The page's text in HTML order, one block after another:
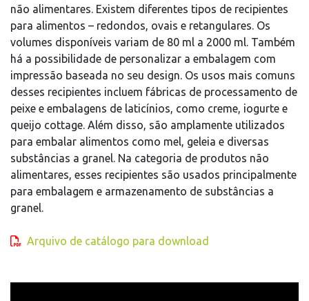
não alimentares. Existem diferentes tipos de recipientes
para alimentos – redondos, ovais e retangulares. Os
volumes disponíveis variam de 80 ml a 2000 ml. Também
há a possibilidade de personalizar a embalagem com
impressão baseada no seu design. Os usos mais comuns
desses recipientes incluem fábricas de processamento de
peixe e embalagens de laticínios, como creme, iogurte e
queijo cottage. Além disso, são amplamente utilizados
para embalar alimentos como mel, geleia e diversas
substâncias a granel. Na categoria de produtos não
alimentares, esses recipientes são usados principalmente
para embalagem e armazenamento de substâncias a
granel.
Arquivo de catálogo para download